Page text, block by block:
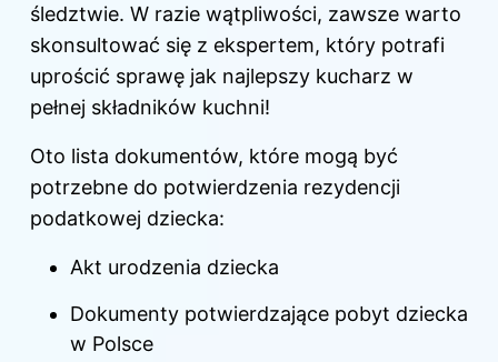
śledztwie. W razie wątpliwości, zawsze warto
skonsultować się z ekspertem, który potrafi
uprościć sprawę jak najlepszy kucharz w
pełnej składników kuchni!
Oto lista dokumentów, które mogą być
potrzebne do potwierdzenia rezydencji
podatkowej dziecka:
Akt urodzenia dziecka
Dokumenty potwierdzające pobyt dziecka
w Polsce